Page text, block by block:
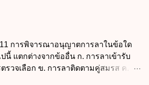
องจ่ายได้แห่งละไม่เกินเท่าใร ก. 100,000
ข. 50,000 บาท ค. 30,000 บาท ง. 10,000
ข้อ 4 ดอกเบี้ยที่เกิดจากการนำเงินทดรอง
มายคุ้มครองข้อมูลส่วนบุคคล ในกรณีผู้
ลส่วนบุคคลให้ถูกต้อง ก. ร้องทุกข์ ข. ร้อง
ค. อุทธรณ์ ง. ฟ้องร้อง ข้อ 44 หลักการ
ญของสิทธิในการลบข้อมูลส่วนบุคคล คือ
การพิจารณาอนุญาตการลาในข้อใด
ปนี้ แตกต่างจากข้ออื่น ก. การลาเข้ารับ
ตรวจเลือก ข. การลาติดตามคู่สมรส ค.